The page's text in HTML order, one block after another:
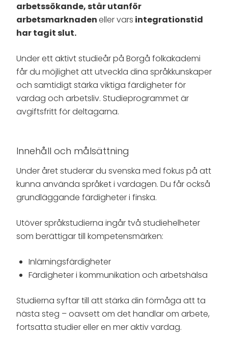
arbetssökande, står utanför
arbetsmarknadeneller vars integrationstid
har tagit slut.
Under ett aktivt studieår på Borgå folkakademi
får du möjlighet att utveckla dina språkkunskaper
och samtidigt stärka viktiga färdigheter för
vardag och arbetsliv. Studieprogrammet är
avgiftsfritt för deltagarna.
Innehåll och målsättning
Under året studerar du svenska med fokus på att
kunna använda språket i vardagen. Du får också
grundläggande färdigheter i finska.
Utöver språkstudierna ingår två studiehelheter
som berättigar till kompetensmärken:
Inlärningsfärdigheter
Färdigheter i kommunikation och arbetshälsa
Studierna syftar till att stärka din förmåga att ta
nästa steg – oavsett om det handlar om arbete,
fortsatta studier eller en mer aktiv vardag.